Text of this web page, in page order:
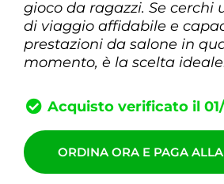
gioco da ragazzi. Se cerchi
di viaggio affidabile e
prestazioni da salone in
momento, è la scelta
Acquisto verificato il
ORDINA ORA E PAGA